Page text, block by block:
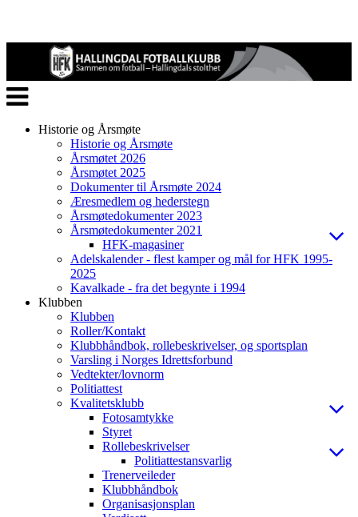
Veksle
navigasjon
Historie og Årsmøte
Historie og Årsmøte
Årsmøtet 2026
Årsmøtet 2025
Dokumenter til Årsmøte 2024
Æresmedlem og hederstegn
Årsmøtedokumenter 2023
Årsmøtedokumenter 2021
HFK-magasiner
Adelskalender - flest kamper og mål for HFK 1995-
2025
Kavalkade - fra det begynte i 1994
Klubben
Klubben
Roller/Kontakt
Klubbhåndbok, rollebeskrivelser, og sportsplan
Varsling i Norges Idrettsforbund
Vedtekter/lovnorm
Politiattest
Kvalitetsklubb
Fotosamtykke
Styret
Rollebeskrivelser
Politiattestansvarlig
Trenerveileder
Klubbhåndbok
Organisasjonsplan